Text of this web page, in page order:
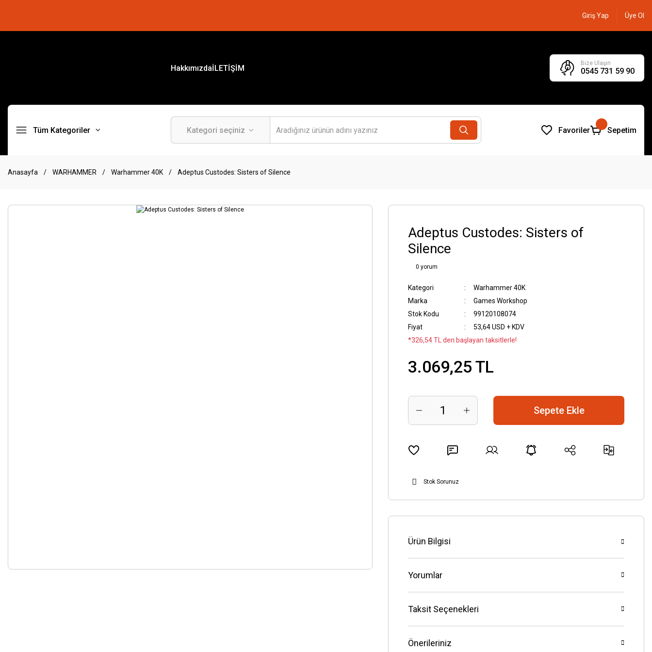
Giriş Yap Üye Ol
HakkımızdaİLETİŞİM
Bize Ulaşın
0545 731 59 90
Tüm Kategoriler Favoriler Sepetim
Anasayfa WARHAMMER Warhammer 40K Adeptus Custodes: Sisters of Silence
Adeptus Custodes: Sisters of
Silence
0 yorum
Kategori
Warhammer 40K
Marka
Games Workshop
Stok Kodu
99120108074
Fiyat
53,64 USD + KDV
*326,54 TL den başlayan taksitlerle!
3.069,25 TL
Sepete Ekle
Stok Sorunuz
Ürün Bilgisi
Yorumlar
Taksit Seçenekleri
Önerileriniz